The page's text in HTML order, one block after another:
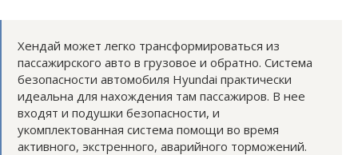
Хендай может легко трансформироваться из
пассажирского авто в грузовое и обратно. Система
безопасности автомобиля Hyundai практически
идеальна для нахождения там пассажиров. В нее
входят и подушки безопасности, и
укомплектованная система помощи во время
активного, экстренного, аварийного торможений.